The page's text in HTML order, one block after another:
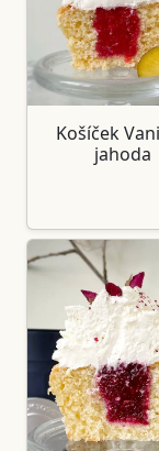
Košíček
jahoda